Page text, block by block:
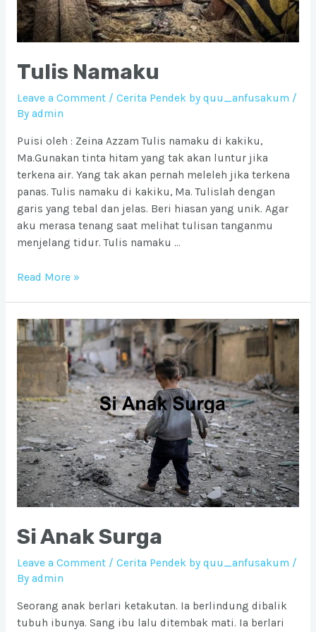
Tulis Namaku
Leave a Comment / Cerita Pendek by quu_anfusakum /
By admin
Puisi oleh : Zeina Azzam Tulis namaku di kakiku,
Ma.Gunakan tinta hitam yang tak akan luntur jika
terkena air. Yang tak akan pernah meleleh jika terkena
panas. Tulis namaku di kakiku, Ma. Tulislah dengan
garis yang tebal dan jelas. Beri hiasan yang unik. Agar
aku merasa tenang saat melihat tulisan tanganmu
menjelang tidur. Tulis namaku …
Tulis
Read More »
Si Anak Surga
Leave a Comment / Cerita Pendek by quu_anfusakum /
By admin
Seorang anak berlari ketakutan. Ia berlindung dibalik
tubuh ibunya. Sang ibu lalu ditembak mati. Ia berlari